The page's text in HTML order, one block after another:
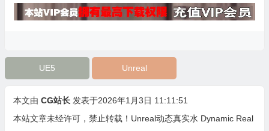
UE5 Unreal
本文由 CG站长 发表于2026年1月3日 11:11:51
本站文章未经许可，禁止转载！ Unreal动态真实水 Dynamic Real